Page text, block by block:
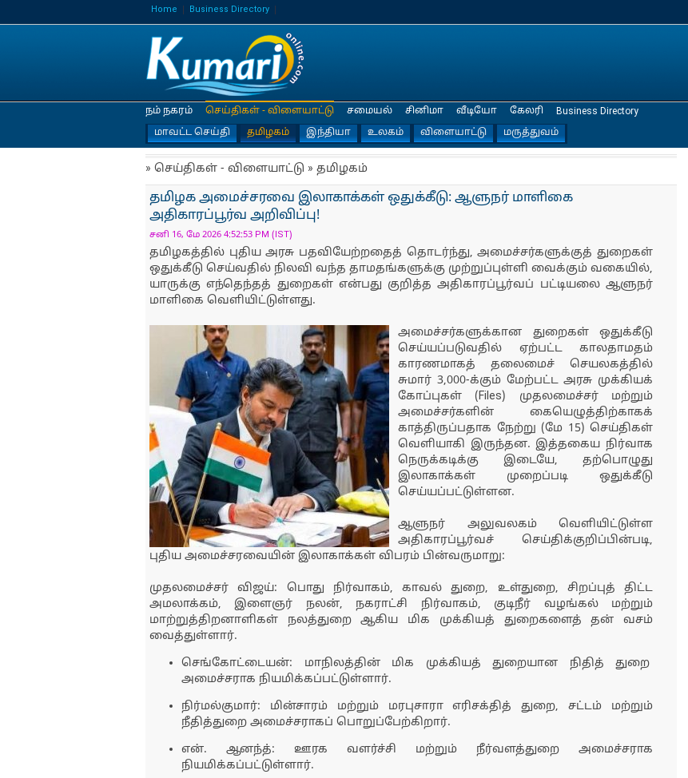
Home Business Directory
நம் நகரம்
செய்திகள் - விளையாட்டு
மாவட்ட செய்தி
தமிழகம் இந்தியா உலகம் விளையாட்டு மருத்துவம்
சமையல் சினிமா வீடியோ கேலரி Business Directory
» செய்திகள் - விளையாட்டு » தமிழகம்
தமிழக அமைச்சரவை இலாகாக்கள் ஒதுக்கீடு: ஆளுநர் மாளிகை
அதிகாரப்பூர்வ அறிவிப்பு!
சனி 16, மே 2026 4:52:53 PM (IST)
தமிழகத்தில் புதிய அரசு பதவியேற்றதைத் தொடர்ந்து, அமைச்சர்களுக்குத் துறைகள்
ஒதுக்கீடு செய்வதில் நிலவி வந்த தாமதங்களுக்கு முற்றுப்புள்ளி வைக்கும் வகையில்,
யாருக்கு எந்தெந்தத் துறைகள் என்பது குறித்த அதிகாரப்பூர்வப் பட்டியலை ஆளுநர்
மாளிகை வெளியிட்டுள்ளது.
அமைச்சர்களுக்கான துறைகள் ஒதுக்கீடு
செய்யப்படுவதில் ஏற்பட்ட காலதாமதம்
காரணமாகத் தலைமைச் செயலகத்தில்
சுமார் 3,000-க்கும் மேற்பட்ட அரசு முக்கியக்
கோப்புகள் (Files) முதலமைச்சர் மற்றும்
அமைச்சர்களின் கையெழுத்திற்காகக்
காத்திருப்பதாக நேற்று (மே 15) செய்திகள்
வெளியாகி இருந்தன. இத்தகைய நிர்வாக
நெருக்கடிக்கு இடையே, தற்பொழுது
இலாகாக்கள் முறைப்படி ஒதுக்கீடு
செய்யப்பட்டுள்ளன.
ஆளுநர் அலுவலகம் வெளியிட்டுள்ள
அதிகாரப்பூர்வச் செய்திக்குறிப்பின்படி,
புதிய அமைச்சரவையின் இலாகாக்கள் விபரம் பின்வருமாறு:
முதலமைச்சர் விஜய்: பொது நிர்வாகம், காவல் துறை, உள்துறை, சிறப்புத் திட்ட
அமலாக்கம், இளைஞர் நலன், நகராட்சி நிர்வாகம், குடிநீர் வழங்கல் மற்றும்
மாற்றுத்திறனாளிகள் நலத்துறை ஆகிய மிக முக்கியத் துறைகளைத் தன் வசம்
வைத்துள்ளார்.
செங்கோட்டையன்: மாநிலத்தின் மிக முக்கியத் துறையான நிதித் துறை
அமைச்சராக நியமிக்கப்பட்டுள்ளார்.
நிர்மல்குமார்: மின்சாரம் மற்றும் மரபுசாரா எரிசக்தித் துறை, சட்டம் மற்றும்
நீதித்துறை அமைச்சராகப் பொறுப்பேற்கிறார்.
என். ஆனந்த்: ஊரக வளர்ச்சி மற்றும் நீர்வளத்துறை அமைச்சராக
நியமிக்கப்பட்டுள்ளார்.